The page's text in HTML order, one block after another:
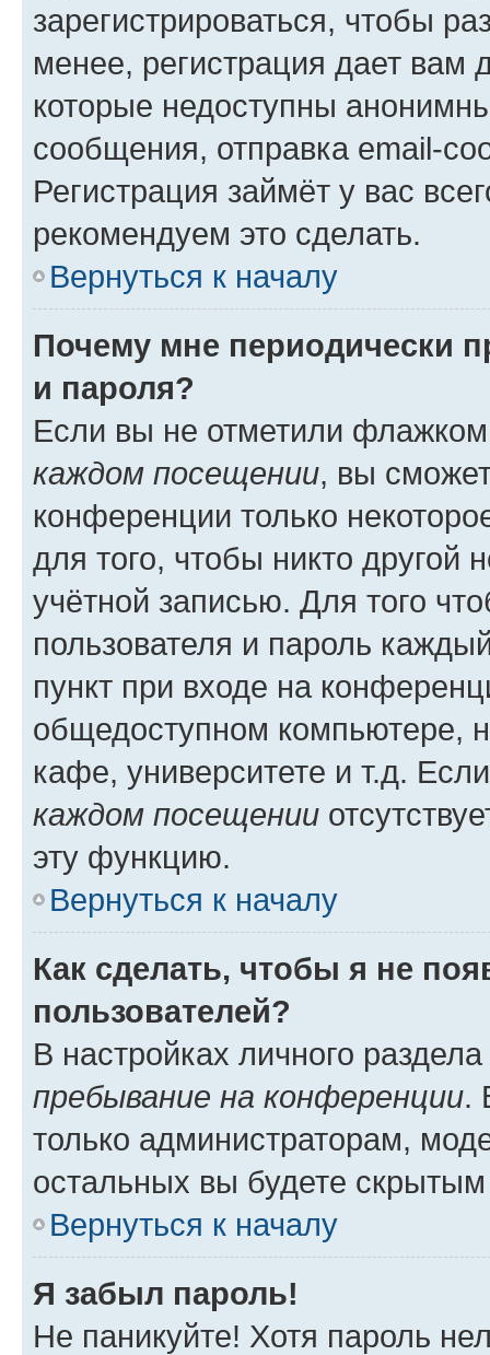
зарегистрироваться, чтобы
менее, регистрация дает вам
которые недоступны
сообщения, отправка email-
Регистрация займёт у вас
рекомендуем это сделать.
Вернуться к началу
Почему мне периодически
и пароля?
Если вы не отметили
каждом посещении, вы
конференции только
для того, чтобы никто другой
учётной записью. Для того
пользователя и пароль
пункт при входе на
общедоступном компьютере,
кафе, университете и т.д.
каждом посещении
эту функцию.
Вернуться к началу
Как сделать, чтобы я не
пользователей?
В настройках личного
пребывание на конференции.
только администраторам,
остальных вы будете
Вернуться к началу
Я забыл пароль!
Не паникуйте! Хотя пароль